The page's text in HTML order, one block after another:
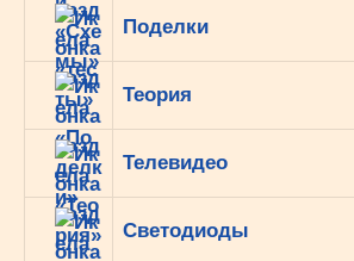
Поделки
Теория
Телевидео
Светодиоды